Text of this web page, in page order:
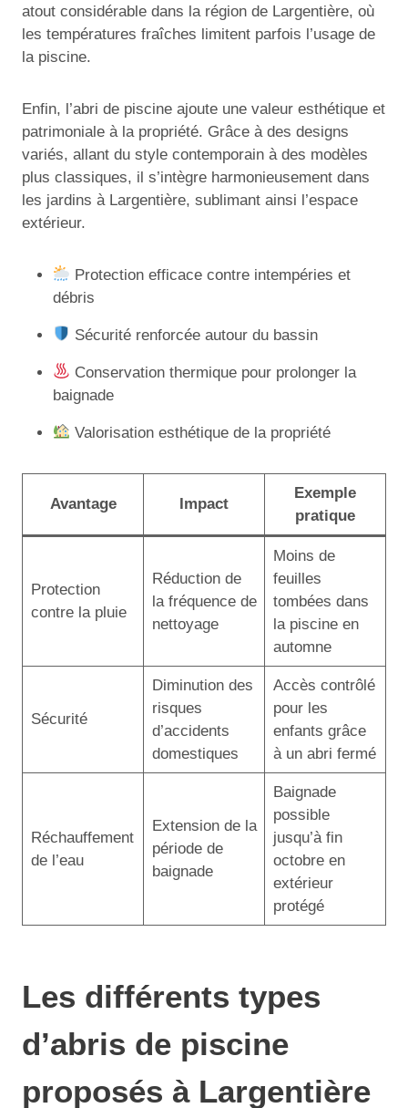
atout considérable dans la région de Largentière, où
les températures fraîches limitent parfois l’usage de
la piscine.
Enfin, l’abri de piscine ajoute une valeur esthétique et
patrimoniale à la propriété. Grâce à des designs
variés, allant du style contemporain à des modèles
plus classiques, il s’intègre harmonieusement dans
les jardins à Largentière, sublimant ainsi l’espace
extérieur.
Protection efficace contre intempéries et
débris
Sécurité renforcée autour du bassin
Conservation thermique pour prolonger la
baignade
Valorisation esthétique de la propriété
Avantage Impact
Exemple
pratique
Protection
contre la pluie
Réduction de
la fréquence de
nettoyage
Moins de
feuilles
tombées dans
la piscine en
automne
Sécurité
Diminution des
risques
d’accidents
domestiques
Accès contrôlé
pour les
enfants grâce
à un abri fermé
Réchauffement
de l’eau
Extension de la
période de
baignade
Baignade
possible
jusqu’à fin
octobre en
extérieur
protégé
Les différents types
d’abris de piscine
proposés à Largentière